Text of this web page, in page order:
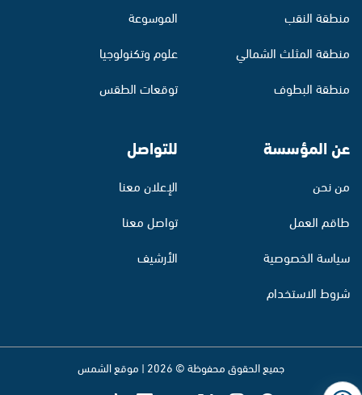
منطقة النقب
منطقة المثلث الشمالي
منطقة البطوف
الموسوعة
علوم وتكنولوجيا
توقعات الطقس
عن المؤسسة
من نحن
طاقم العمل
سياسة الخصوصية
شروط الاستخدام
للتواصل
الإعلان معنا
تواصل معنا
الأرشيف
جميع الحقوق محفوظة © 2026 | موقع الشمس